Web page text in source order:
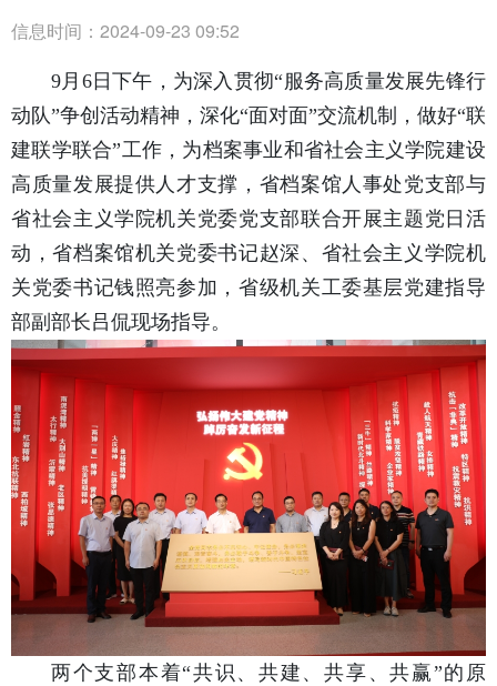
信息时间：2024-09-23 09:52
9月6日下午，为深入贯彻“服务高质量发展先锋行
动队”争创活动精神，深化“面对面”交流机制，做好“联
建联学联合”工作，为档案事业和省社会主义学院建设
高质量发展提供人才支撑，省档案馆人事处党支部与
省社会主义学院机关党委党支部联合开展主题党日活
动，省档案馆机关党委书记赵深、省社会主义学院机
关党委书记钱照亮参加，省级机关工委基层党建指导
部副部长吕侃现场指导。
两个支部本着“共识、共建、共享、共赢”的原